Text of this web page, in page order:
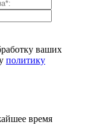
ваших
политику
время